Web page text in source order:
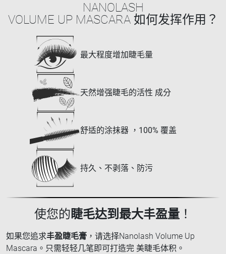
NANOLASH
VOLUME UP MASCARA 如何发挥作用？
最大程度增加睫毛量
天然增强睫毛的活性 成分
舒适的涂抹器 ，100% 覆盖
持久、不剥落、防污
使您的睫毛达到最大丰盈量 ！
如果您追求丰盈睫毛膏 ，请选择Nanolash Volume Up
Mascara。只需轻轻几笔即可打造完 美睫毛体积。